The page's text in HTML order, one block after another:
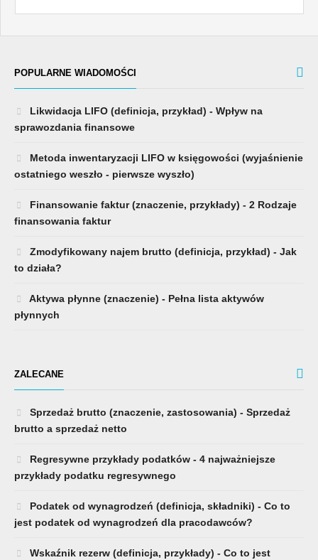
POPULARNE WIADOMOŚCI
Likwidacja LIFO (definicja, przykład) - Wpływ na
sprawozdania finansowe
Metoda inwentaryzacji LIFO w księgowości (wyjaśnienie
ostatniego weszło - pierwsze wyszło)
Finansowanie faktur (znaczenie, przykłady) - 2 Rodzaje
finansowania faktur
Zmodyfikowany najem brutto (definicja, przykład) - Jak
to działa?
Aktywa płynne (znaczenie) - Pełna lista aktywów
płynnych
ZALECANE
Sprzedaż brutto (znaczenie, zastosowania) - Sprzedaż
brutto a sprzedaż netto
Regresywne przykłady podatków - 4 najważniejsze
przykłady podatku regresywnego
Podatek od wynagrodzeń (definicja, składniki) - Co to
jest podatek od wynagrodzeń dla pracodawców?
Wskaźnik rezerw (definicja, przykłady) - Co to jest